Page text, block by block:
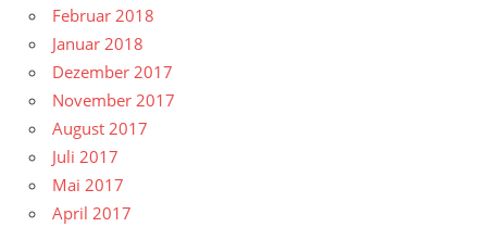
Februar 2018
Januar 2018
Dezember 2017
November 2017
August 2017
Juli 2017
Mai 2017
April 2017